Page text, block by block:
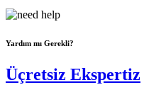
Yardım mı Gerekli?
Üçretsiz Ekspertiz